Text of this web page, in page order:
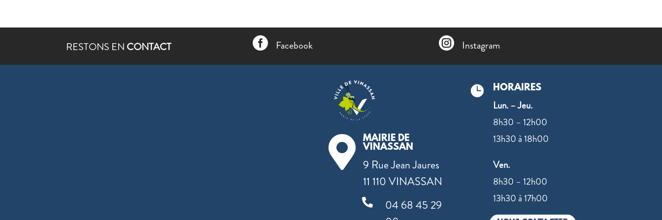
RESTONS EN CONTACT  Facebook  Instagram

MAIRIE DE
VINASSAN
9 Rue Jean Jaures
11 110 VINASSAN

04 68 45 29
 HORAIRES
Lun. – Jeu.
8h30 – 12h00
13h30 à 18h00
Ven.
8h30 – 12h00
13h30 à 17h00